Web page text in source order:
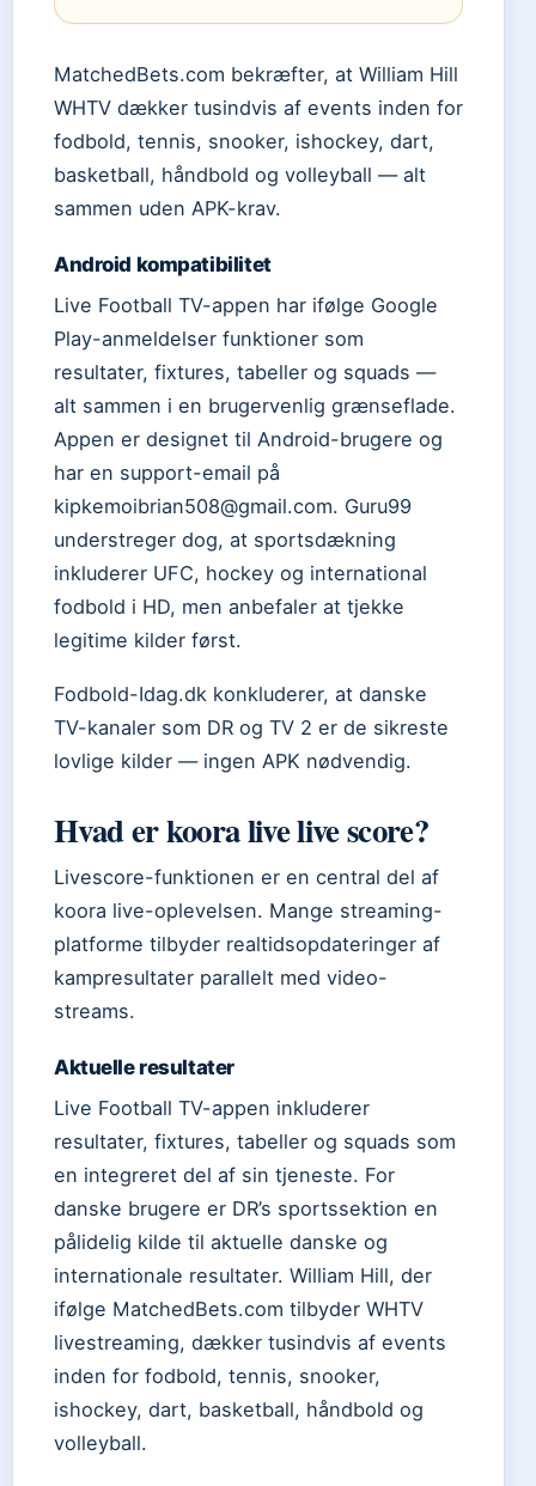
MatchedBets.com bekræfter, at William Hill
WHTV dækker tusindvis af events inden for
fodbold, tennis, snooker, ishockey, dart,
basketball, håndbold og volleyball — alt
sammen uden APK-krav.
Android kompatibilitet
Live Football TV-appen har ifølge Google
Play-anmeldelser funktioner som
resultater, fixtures, tabeller og squads —
alt sammen i en brugervenlig grænseflade.
Appen er designet til Android-brugere og
har en support-email på
kipkemoibrian508@gmail.com. Guru99
understreger dog, at sportsdækning
inkluderer UFC, hockey og international
fodbold i HD, men anbefaler at tjekke
legitime kilder først.
Fodbold-Idag.dk konkluderer, at danske
TV-kanaler som DR og TV 2 er de sikreste
lovlige kilder — ingen APK nødvendig.
Hvad er koora live live score?
Livescore-funktionen er en central del af
koora live-oplevelsen. Mange streaming-
platforme tilbyder realtidsopdateringer af
kampresultater parallelt med video-
streams.
Aktuelle resultater
Live Football TV-appen inkluderer
resultater, fixtures, tabeller og squads som
en integreret del af sin tjeneste. For
danske brugere er DR’s sportssektion en
pålidelig kilde til aktuelle danske og
internationale resultater. William Hill, der
ifølge MatchedBets.com tilbyder WHTV
livestreaming, dækker tusindvis af events
inden for fodbold, tennis, snooker,
ishockey, dart, basketball, håndbold og
volleyball.